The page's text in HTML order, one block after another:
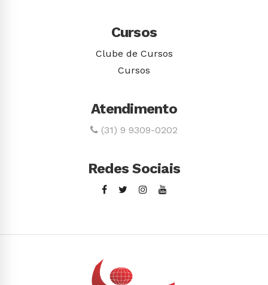
Cursos
Clube de Cursos
Cursos
Atendimento
(31) 9 9309-0202
Redes Sociais